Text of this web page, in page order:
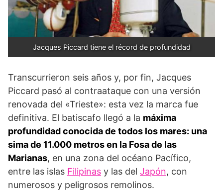
Jacques Piccard tiene el récord de profundidad
Transcurrieron seis años y, por fin, Jacques
Piccard pasó al contraataque con una versión
renovada del «Trieste»: esta vez la marca fue
definitiva. El batiscafo llegó a la máxima
profundidad conocida de todos los mares: una
sima de 11.000 metros en la Fosa de las
Marianas, en una zona del océano Pacífico,
entre las islas Filipinas y las del Japón, con
numerosos y peligrosos remolinos.